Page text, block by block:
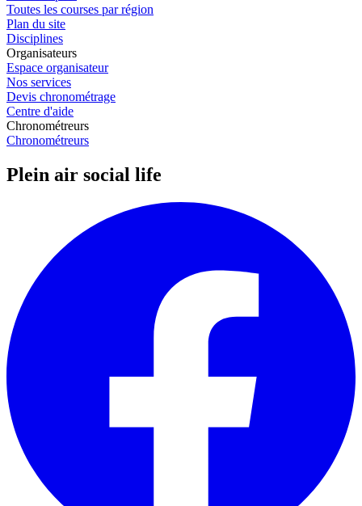
Toutes les courses par région
Plan du site
Disciplines
Organisateurs
Espace organisateur
Nos services
Devis chronométrage
Centre d'aide
Chronométreurs
Chronométreurs
Plein air social life